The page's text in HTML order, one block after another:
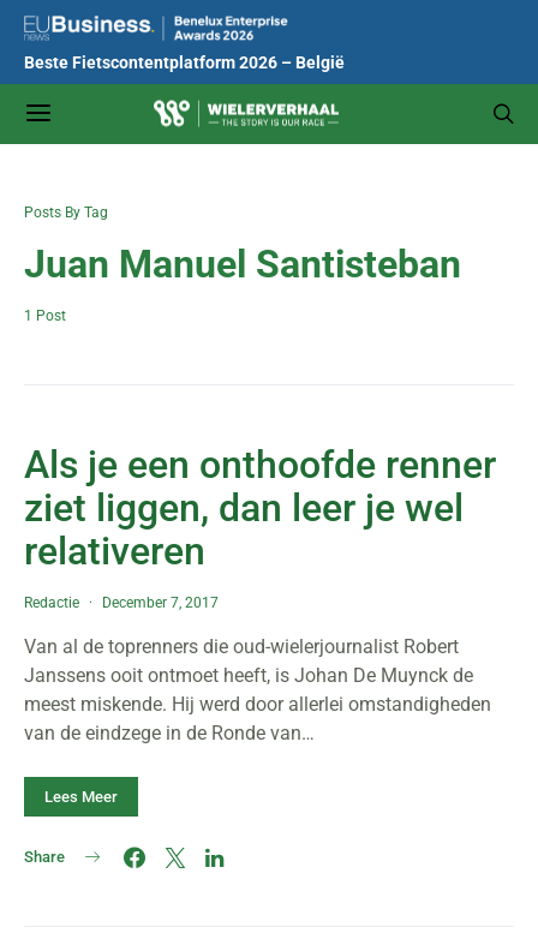
Beste Fietscontentplatform 2026 – België
Posts By Tag
Juan Manuel Santisteban
1 Post
Als je een onthoofde renner
ziet liggen, dan leer je wel
relativeren
Redactie December 7, 2017
Van al de toprenners die oud-wielerjournalist Robert
Janssens ooit ontmoet heeft, is Johan De Muynck de
meest miskende. Hij werd door allerlei omstandigheden
van de eindzege in de Ronde van…
Lees Meer
Share